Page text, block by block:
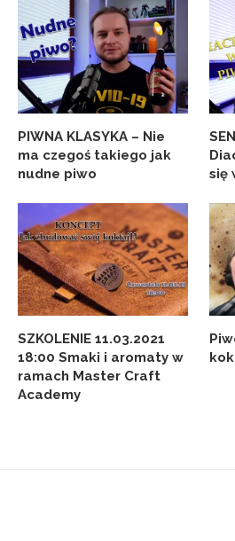
PIWNA KLASYKA – Nie
ma czegoś takiego jak
nudne piwo
się
SZKOLENIE 11.03.2021
18:00 Smaki i aromaty w
ramach Master Craft
Academy